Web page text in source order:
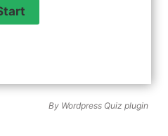
By Wordpress Quiz plugin